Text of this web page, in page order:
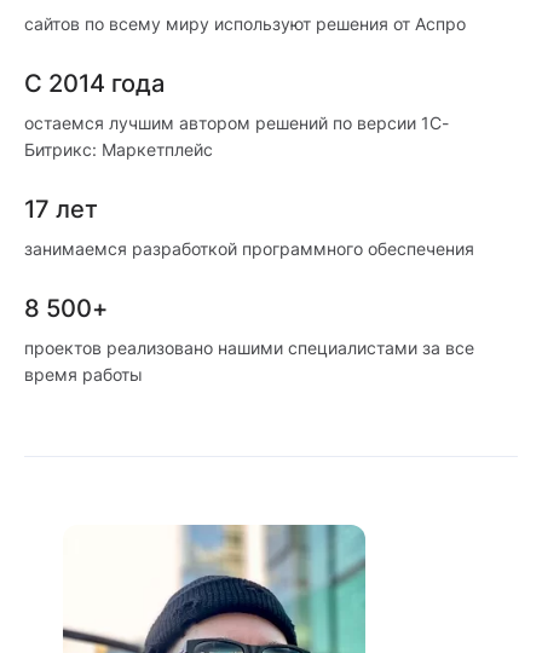
сайтов по всему миру используют решения от Аспро
С 2014 года
остаемся лучшим автором решений по версии 1С-
Битрикс: Маркетплейс
17 лет
занимаемся разработкой программного обеспечения
8 500+
проектов реализовано нашими специалистами за все
время работы